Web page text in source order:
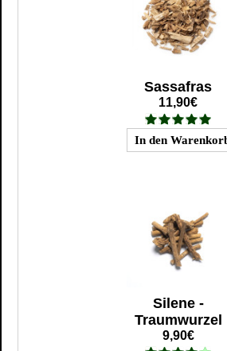
Sassafras
11,90€
Silene -
Traumwurzel
9,90€